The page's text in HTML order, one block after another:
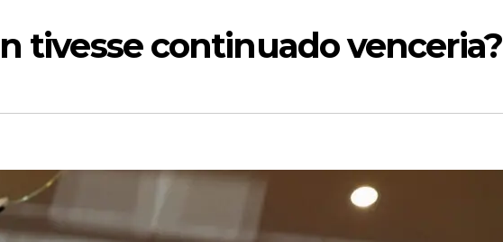
tivesse continuado venceria?